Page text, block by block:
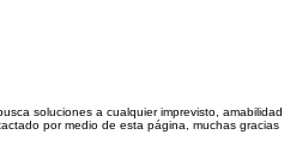
soluciones a cualquier imprevisto, amabilidad
por medio de esta página, muchas gracias